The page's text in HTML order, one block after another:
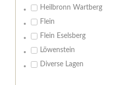
Heilbronn Wartberg
Flein
Flein Eselsberg
Löwenstein
Diverse Lagen